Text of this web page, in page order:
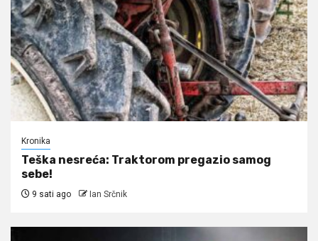
Kronika
Teška nesreća: Traktorom pregazio samog
sebe!
9 sati ago Ian Srčnik